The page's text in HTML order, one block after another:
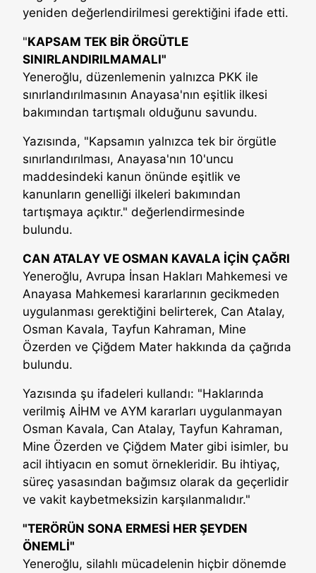
yeniden değerlendirilmesi gerektiğini ifade etti.
"KAPSAM TEK BİR ÖRGÜTLE
SINIRLANDIRILMAMALI"
Yeneroğlu, düzenlemenin yalnızca PKK ile
sınırlandırılmasının Anayasa'nın eşitlik ilkesi
bakımından tartışmalı olduğunu savundu.
Yazısında, "Kapsamın yalnızca tek bir örgütle
sınırlandırılması, Anayasa'nın 10'uncu
maddesindeki kanun önünde eşitlik ve
kanunların genelliği ilkeleri bakımından
tartışmaya açıktır." değerlendirmesinde
bulundu.
CAN ATALAY VE OSMAN KAVALA İÇİN ÇAĞRI
Yeneroğlu, Avrupa İnsan Hakları Mahkemesi ve
Anayasa Mahkemesi kararlarının gecikmeden
uygulanması gerektiğini belirterek, Can Atalay,
Osman Kavala, Tayfun Kahraman, Mine
Özerden ve Çiğdem Mater hakkında da çağrıda
bulundu.
Yazısında şu ifadeleri kullandı: "Haklarında
verilmiş AİHM ve AYM kararları uygulanmayan
Osman Kavala, Can Atalay, Tayfun Kahraman,
Mine Özerden ve Çiğdem Mater gibi isimler, bu
acil ihtiyacın en somut örnekleridir. Bu ihtiyaç,
süreç yasasından bağımsız olarak da geçerlidir
ve vakit kaybetmeksizin karşılanmalıdır."
"TERÖRÜN SONA ERMESİ HER ŞEYDEN
ÖNEMLİ"
Yeneroğlu, silahlı mücadelenin hiçbir dönemde